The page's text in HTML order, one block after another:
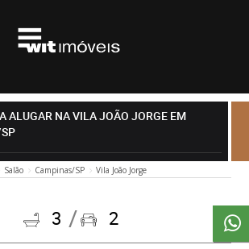
ALUGAR NA VILA JOÃO JORGE EM
Salão Campinas/SP Vila João Jorge
3 2